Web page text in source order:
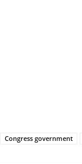
Congress government